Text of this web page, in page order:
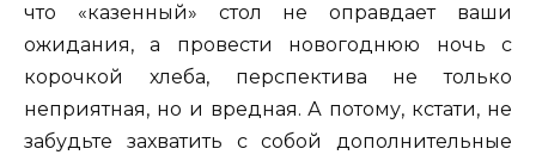
что «казенный» стол не оправдает ваши
ожидания, а провести новогоднюю ночь с
корочкой хлеба, перспектива не только
неприятная, но и вредная. А потому, кстати, не
забудьте захватить с собой дополнительные